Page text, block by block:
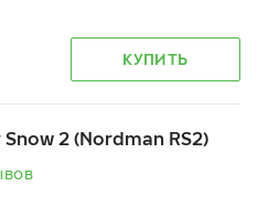
КУПИТЬ
2 (Nordman RS2)